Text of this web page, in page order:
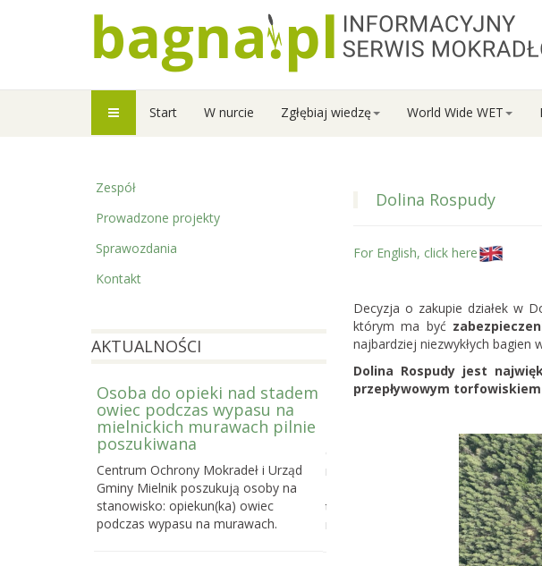
Start W nurcie Zgłębiaj wiedzę World Wide WET
Dolina Rospudy
For English, click here
Decyzja o zakupie działek w
którym ma być
najbardziej niezwykłych
Dolina Rospudy jest
przepływowym
Zespół
Prowadzone projekty
Sprawozdania
Kontakt
AKTUALNOŚCI
Osoba do opieki nad stadem
owiec podczas wypasu na
mielnickich murawach pilnie
poszukiwana
Centrum Ochrony Mokradeł i Urząd
Gminy Mielnik poszukują osoby na
stanowisko: opiekun(ka) owiec
podczas wypasu na murawach.
Prowadzimy nabór do
Centrum Ochrony Mokradeł otwiera
nabór do trzeciej edycji Letniej
Bagiennej, czyli tygodniowego
terenowego kursu ekologii i ochrony
mokradeł, która…